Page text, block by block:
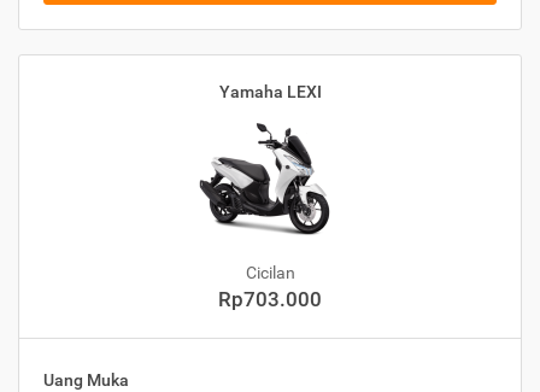
Yamaha LEXI
Cicilan
Rp703.000
Uang Muka